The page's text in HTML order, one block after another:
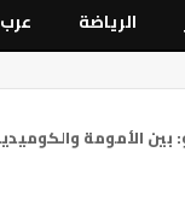
الرياضة
الأمومة